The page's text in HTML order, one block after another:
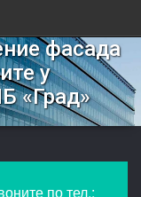
фасада
у
«Град»
по тел.: